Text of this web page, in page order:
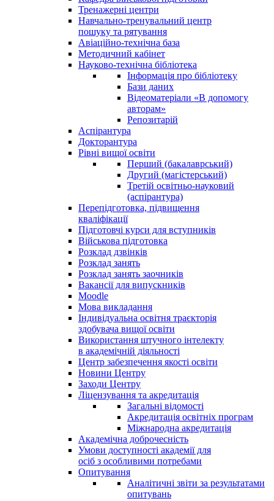
Тренажерні центри
Навчально-тренувальний центр
пошуку та рятування
Авіаційно-технічна база
Методичний кабінет
Науково-технічна бібліотека
Інформація про бібліотеку
Бази даних
Відеоматеріали «В допомогу
авторам»
Репозитарій
Аспірантура
Докторантура
Рівні вищої освіти
Перший (бакалаврський)
Другий (магістерський)
Третій освітньо-науковий
(аспірантура)
Перепідготовка, підвищення
кваліфікації
Пiдготовчі курси для вступників
Військова підготовка
Розклад дзвінків
Розклад занять
Розклад занять заочників
Вакансії для випускників
Moodle
Мова викладання
Індивідуальна освітня траєкторія
здобувача вищої освіти
Використання штучного інтелекту
в академічній діяльності
Центр забезпечення якості освіти
Новини Центру
Заходи Центру
Ліцензування та акредитація
Загальні відомості
Акредитація освітніх програм
Міжнародна акредитація
Академічна доброчесність
Умови доступності академії для
осіб з особливими потребами
Опитування
Аналітичні звіти за результатами
опитувань